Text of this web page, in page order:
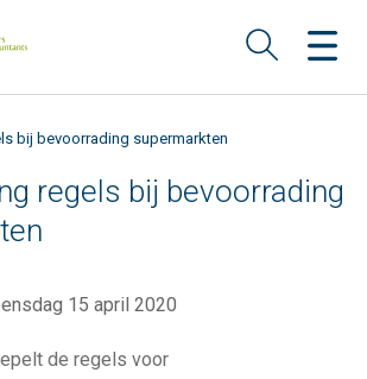
bij bevoorrading supermarkten
regels bij bevoorrading
15 april 2020
de regels voor